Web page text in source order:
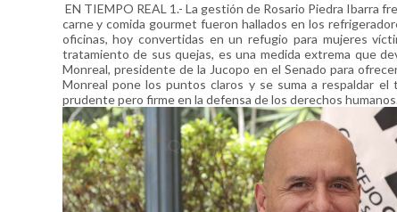
EN TIEMPO REAL 1.- La gestión de Rosario Piedra Ibarra
carne y comida gourmet fueron hallados en los
oficinas, hoy convertidas en un refugio para mujeres
tratamiento de sus quejas, es una medida extrema que
Monreal, presidente de la Jucopo en el Senado para
Monreal pone los puntos claros y se suma a respaldar
prudente pero firme en la defensa de los derechos